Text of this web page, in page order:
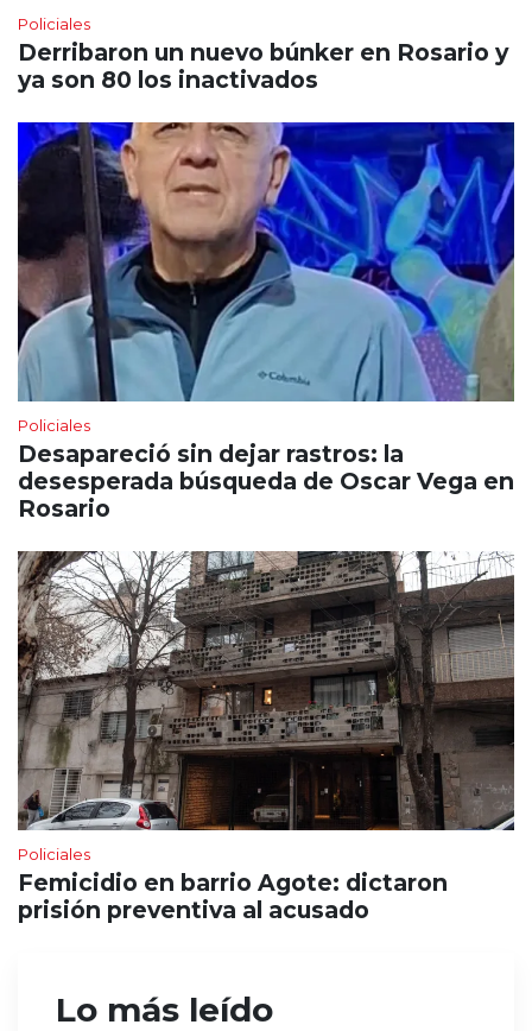
Policiales
Derribaron un nuevo búnker en Rosario y
ya son 80 los inactivados
Policiales
Desapareció sin dejar rastros: la
desesperada búsqueda de Oscar Vega en
Rosario
Policiales
Femicidio en barrio Agote: dictaron
prisión preventiva al acusado
Lo más leído